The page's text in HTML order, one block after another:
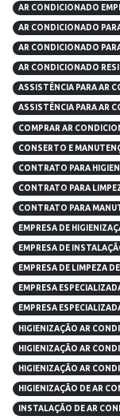
AR CONDICIONADO
AR CONDICIONADO
AR CONDICIONADO
AR CONDICIONADO
ASSISTÊNCIA PARA AR
ASSISTÊNCIA PARA AR
COMPRAR AR
CONSERTO E
CONTRATO PARA
CONTRATO PARA
CONTRATO PARA
EMPRESA DE
EMPRESA DE
EMPRESA DE LIMPEZA
EMPRESA
EMPRESA
HIGIENIZAÇÃO AR
HIGIENIZAÇÃO AR
HIGIENIZAÇÃO AR
HIGIENIZAÇÃO DE AR
INSTALAÇÃO DE AR